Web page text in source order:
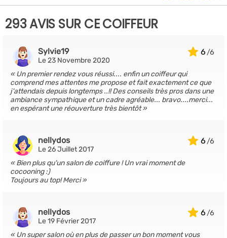
293 AVIS SUR CE COIFFEUR
6
Sylvie19
Le 23 Novembre 2020
Un premier rendez vous réussi.... enfin un coiffeur qui
comprend mes attentes me propose et fait exactement ce que
j'attendais depuis longtemps ..!! Des conseils très pros dans une
ambiance sympathique et un cadre agréable... bravo....merci...
en espérant une réouverture très bientôt
6
nellydos
Le 26 Juillet 2017
Bien plus qu'un salon de coiffure ! Un vrai moment de
cocooning :)
Toujours au top! Merci
6
nellydos
Le 19 Février 2017
Un super salon où en plus de passer un bon moment vous